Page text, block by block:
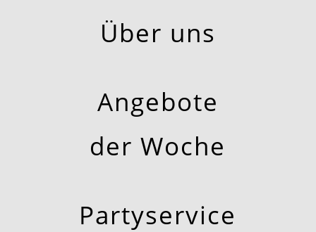
Über uns
Ange­bo­te
der Woche
Par­ty­ser­vice